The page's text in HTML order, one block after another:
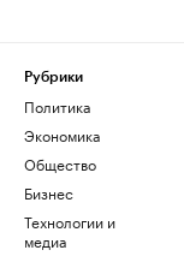
Рубрики
Политика
Экономика
Общество
Бизнес
Технологии и
медиа